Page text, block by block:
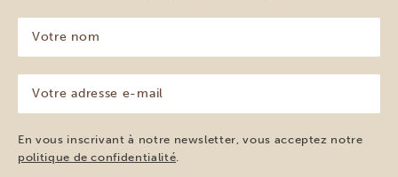
nom
(Nécessaire)
adresse
e-
mail
(Nécessaire)
En vous inscrivant à notre newsletter, vous acceptez notre
politique de confidentialité.